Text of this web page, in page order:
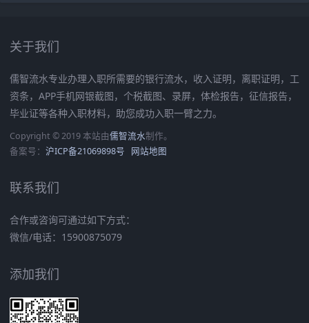
关于我们
儒智流水专业办理入职所需要的银行流水，收入证明，离职证明，工
资条，APP手机网银截图，个税截图、录屏，体检报告，征信报告，
毕业证等各种入职材料，助您成功入职一臂之力。
Copyright © 2019 本站由儒智流水制作。
备案号： 沪ICP备21069898号 网站地图
联系我们
合作或咨询可通过如下方式：
微信/电话：15900875079
添加我们